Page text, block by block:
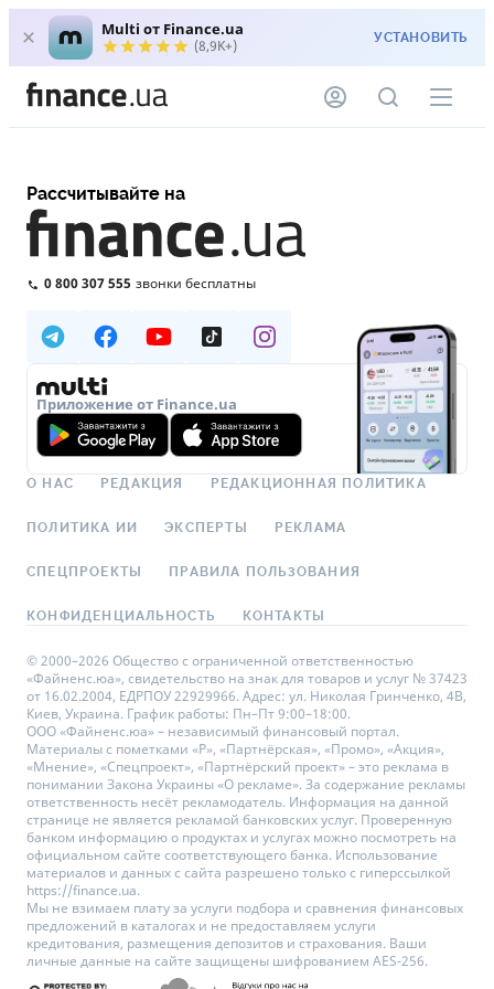
Multi от Finance.ua
(8,9K+) УСТАНОВИТЬ
Рассчитывайте на
0 800 307 555 звонки бесплатны
Приложение от Finance.ua
О НАС РЕДАКЦИЯ РЕДАКЦИОННАЯ ПОЛИТИКА
ПОЛИТИКА ИИ ЭКСПЕРТЫ РЕКЛАМА
СПЕЦПРОЕКТЫ ПРАВИЛА ПОЛЬЗОВАНИЯ
КОНФИДЕНЦИАЛЬНОСТЬ КОНТАКТЫ
© 2000–2026 Общество с ограниченной ответственностью
«Файненс.юа», свидетельство на знак для товаров и услуг № 37423
от 16.02.2004, ЕДРПОУ 22929966. Адрес: ул. Николая Гринченко, 4В,
Киев, Украина. График работы: Пн–Пт 9:00–18:00.
ООО «Файненс.юа» – независимый финансовый портал.
Материалы с пометками «Р», «Партнёрская», «Промо», «Акция»,
«Мнение», «Спецпроект», «Партнёрский проект» – это реклама в
понимании Закона Украины «О рекламе». За содержание рекламы
ответственность несёт рекламодатель. Информация на данной
странице не является рекламой банковских услуг. Проверенную
банком информацию о продуктах и услугах можно посмотреть на
официальном сайте соответствующего банка. Использование
материалов и данных с сайта разрешено только с гиперссылкой
https://finance.ua.
Мы не взимаем плату за услуги подбора и сравнения финансовых
предложений в каталогах и не предоставляем услуги
кредитования, размещения депозитов и страхования. Ваши
личные данные на сайте защищены шифрованием AES-256.